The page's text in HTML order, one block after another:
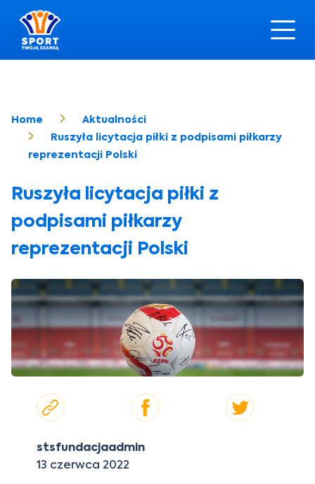
Home
Aktualności
Ruszyła licytacja piłki z podpisami piłkarzy
reprezentacji Polski
Ruszyła licytacja piłki z
podpisami piłkarzy
reprezentacji Polski
stsfundacjaadmin
13 czerwca 2022